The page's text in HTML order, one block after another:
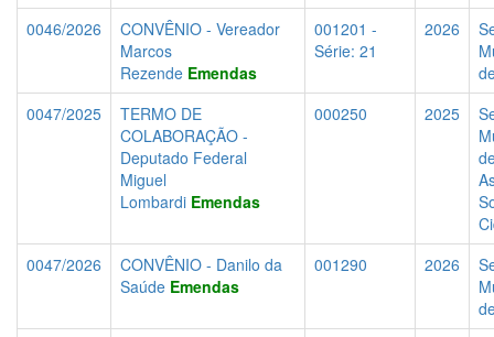
0046/2026
CONVÊNIO - Vereador
Marcos
Rezende Emendas
001201 -
Série: 21
2026
0047/2025
TERMO DE
COLABORAÇÃO -
Deputado Federal
Miguel
Lombardi Emendas
000250 2025
0047/2026
CONVÊNIO - Danilo da
Saúde Emendas
001290 2026